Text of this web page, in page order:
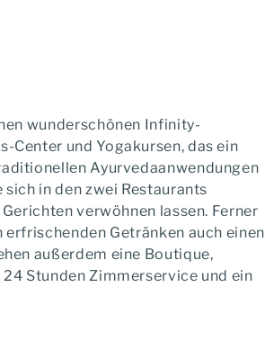
wunderschönen Infinity-
und Yogakursen, das ein
Ayurvedaanwendungen
in den zwei Restaurants
verwöhnen lassen. Ferner
erfrischenden Getränken auch einen
außerdem eine Boutique,
Stunden Zimmerservice und ein